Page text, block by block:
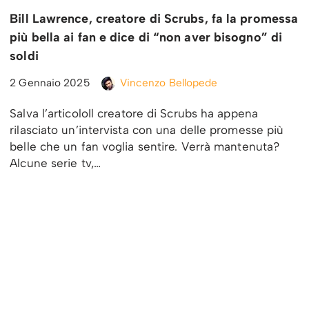
Bill Lawrence, creatore di Scrubs, fa la promessa
più bella ai fan e dice di “non aver bisogno” di
soldi
2 Gennaio 2025 Vincenzo Bellopede
Salva l’articoloIl creatore di Scrubs ha appena
rilasciato un’intervista con una delle promesse più
belle che un fan voglia sentire. Verrà mantenuta?
Alcune serie tv,…